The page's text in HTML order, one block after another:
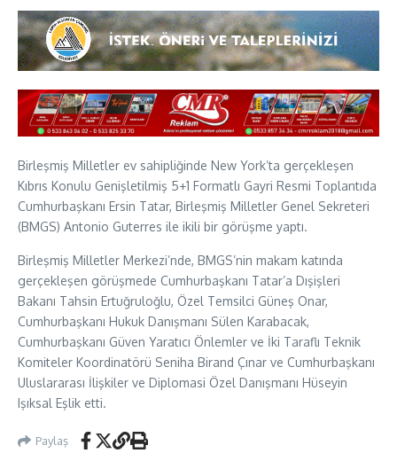
Birleşmiş Milletler ev sahipliğinde New York’ta gerçekleşen
Kıbrıs Konulu Genişletilmiş 5+1 Formatlı Gayri Resmi Toplantıda
Cumhurbaşkanı Ersin Tatar, Birleşmiş Milletler Genel Sekreteri
(BMGS) Antonio Guterres ile ikili bir görüşme yaptı.
Birleşmiş Milletler Merkezi’nde, BMGS’nin makam katında
gerçekleşen görüşmede Cumhurbaşkanı Tatar’a Dışişleri
Bakanı Tahsin Ertuğruloğlu, Özel Temsilci Güneş Onar,
Cumhurbaşkanı Hukuk Danışmanı Sülen Karabacak,
Cumhurbaşkanı Güven Yaratıcı Önlemler ve İki Taraflı Teknik
Komiteler Koordinatörü Seniha Birand Çınar ve Cumhurbaşkanı
Uluslararası İlişkiler ve Diplomasi Özel Danışmanı Hüseyin
Işıksal Eşlik etti.
Paylaş